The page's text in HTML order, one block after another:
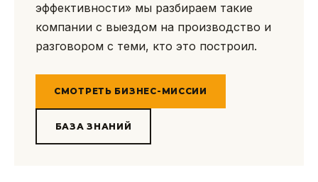
эффективности» мы разбираем такие
компании с выездом на производство и
разговором с теми, кто это построил.
СМОТРЕТЬ БИЗНЕС-МИССИИ
БАЗА ЗНАНИЙ